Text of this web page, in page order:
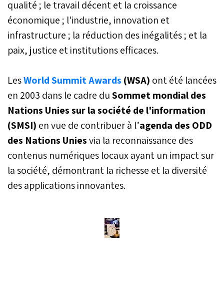
qualité ; le travail décent et la croissance
économique ; l'industrie, innovation et
infrastructure ; la réduction des inégalités ; et la
paix, justice et institutions efficaces.
LesWorld Summit Awards (WSA) ont été lancées
en 2003 dans le cadre duSommet mondial des
Nations Unies sur la société de l'information
(SMSI) en vue de contribuer à l’agenda des ODD
des Nations Uniesvia la reconnaissance des
contenus numériques locaux ayant un impact sur
la société, démontrant la richesse et la diversité
des applications innovantes.